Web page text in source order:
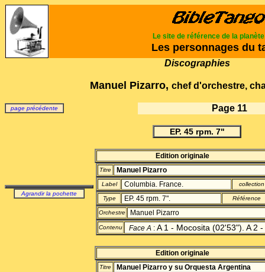
Le site de référence de la planète
Les personnages du
Discographies
Manuel Pizarro, chef d'orchestre,
page précédente Page 11
EP. 45 rpm. 7"
Agrandir la pochette
Edition originale
Titre Manuel Pizarro
Label Columbia. France. collection
Type EP. 45 rpm. 7". Référence
Orchestre Manuel Pizarro
Contenu Face A : A 1 - Mocosita (02'53"). A 2
Edition originale
Titre Manuel Pizarro y su Orquesta Argentina